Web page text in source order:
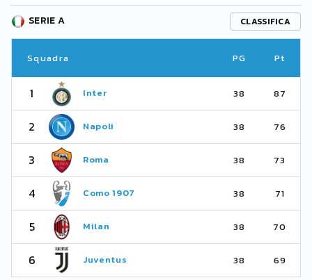
SERIE A CLASSIFICA
Squadra PG Pt
1 Inter 38 87
2 Napoli 38 76
3 Roma 38 73
4 Como 1907 38 71
5 Milan 38 70
6 Juventus 38 69